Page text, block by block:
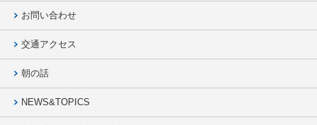
お問い合わせ
交通アクセス
朝の話
NEWS&TOPICS